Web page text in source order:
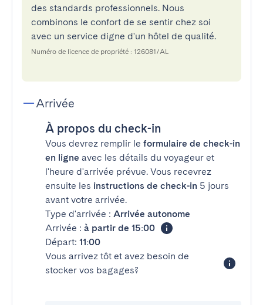
des standards professionnels. Nous
combinons le confort de se sentir chez soi
avec un service digne d'un hôtel de qualité.
Numéro de licence de propriété : 126081/AL
Arrivée
À propos du check-in
Vous devrez remplir le formulaire de check-in
en ligne avec les détails du voyageur et
l'heure d'arrivée prévue. Vous recevrez
ensuite les instructions de check-in 5 jours
avant votre arrivée.
Type d'arrivée : Arrivée autonome
Arrivée : à partir de 15:00
Départ: 11:00
Vous arrivez tôt et avez besoin de
stocker vos bagages?